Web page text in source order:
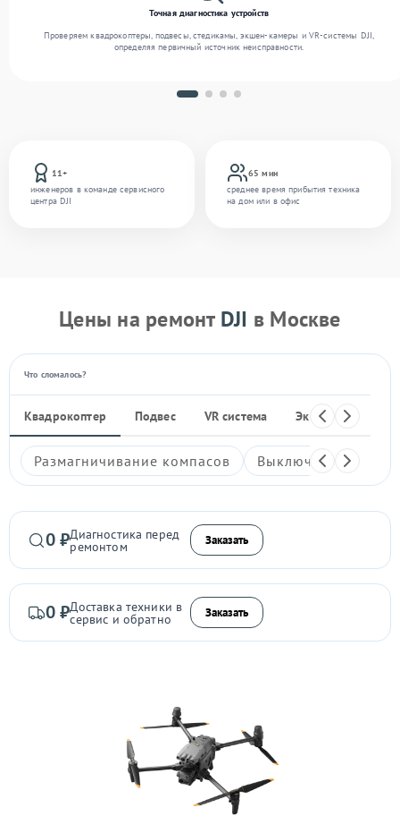
11+
инженеров в команде сервисного
центра DJI
65 мин
среднее время прибытия техника
на дом или в офис
Точная диагностика устройств
Проверяем квадрокоптеры, подвесы, стедикамы, экшен-камеры и VR-системы DJI,
определяя первичный источник неисправности.
Цены на ремонт DJI в Москве
Что сломалось?
Квадрокоптер Подвес VR система Экшен-камера
Размагничивание компасов Выключается
0 ₽Диагностика перед
ремонтом Заказать
0 ₽Доставка техники в
сервис и обратно Заказать